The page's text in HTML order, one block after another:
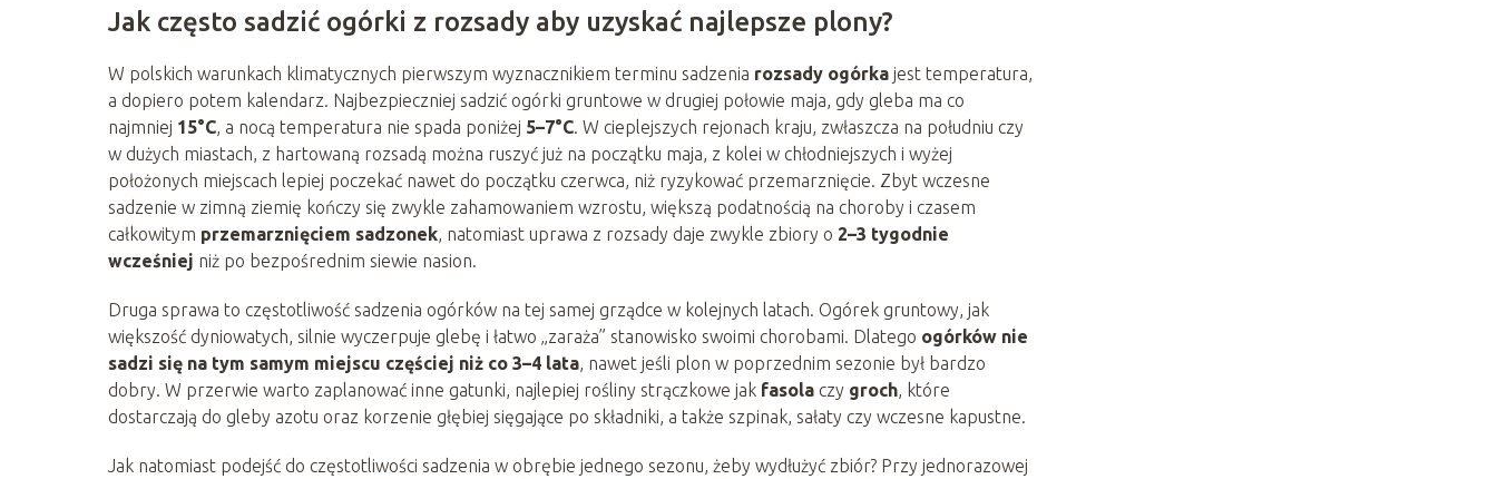
Jak często sadzić ogórki z rozsady aby uzyskać najlepsze plony?
W polskich warunkach klimatycznych pierwszym wyznacznikiem terminu sadzenia rozsady ogórka jest temperatura,
a dopiero potem kalendarz. Najbezpieczniej sadzić ogórki gruntowe w drugiej połowie maja, gdy gleba ma co
najmniej 15°C, a nocą temperatura nie spada poniżej 5–7°C. W cieplejszych rejonach kraju, zwłaszcza na południu czy
w dużych miastach, z hartowaną rozsadą można ruszyć już na początku maja, z kolei w chłodniejszych i wyżej
położonych miejscach lepiej poczekać nawet do początku czerwca, niż ryzykować przemarznięcie. Zbyt wczesne
sadzenie w zimną ziemię kończy się zwykle zahamowaniem wzrostu, większą podatnością na choroby i czasem
całkowitym przemarznięciem sadzonek, natomiast uprawa z rozsady daje zwykle zbiory o 2–3 tygodnie
wcześniej niż po bezpośrednim siewie nasion.
Druga sprawa to częstotliwość sadzenia ogórków na tej samej grządce w kolejnych latach. Ogórek gruntowy, jak
większość dyniowatych, silnie wyczerpuje glebę i łatwo „zaraża” stanowisko swoimi chorobami. Dlatego ogórków nie
sadzi się na tym samym miejscu częściej niż co 3–4 lata, nawet jeśli plon w poprzednim sezonie był bardzo
dobry. W przerwie warto zaplanować inne gatunki, najlepiej rośliny strączkowe jak fasola czy groch, które
dostarczają do gleby azotu oraz korzenie głębiej sięgające po składniki, a także szpinak, sałaty czy wczesne kapustne.
Jak natomiast podejść do częstotliwości sadzenia w obrębie jednego sezonu, żeby wydłużyć zbiór? Przy jednorazowej